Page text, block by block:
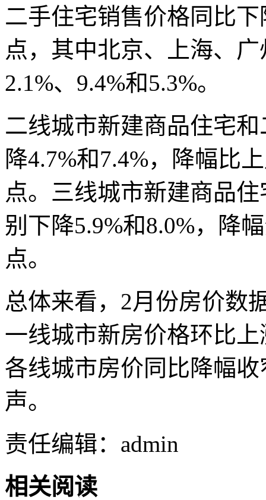
二手住宅销售价格同比
点，其中北京、上海、
2.1%、9.4%和5.3%。
二线城市新建商品住宅
降4.7%和7.4%，降幅比
点。三线城市新建商品
别下降5.9%和8.0%，降
点。
总体来看，2月份房价数
一线城市新房价格环比
各线城市房价同比降幅
声。
责任编辑：admin
相关阅读